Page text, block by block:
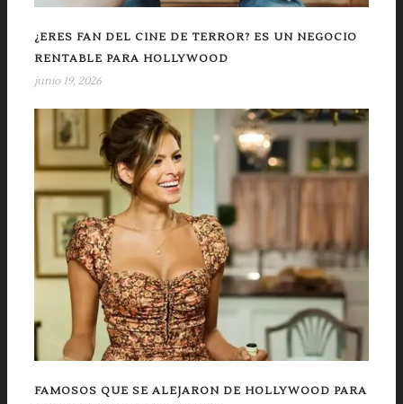
¿ERES FAN DEL CINE DE TERROR? ES UN NEGOCIO
RENTABLE PARA HOLLYWOOD
junio 19, 2026
FAMOSOS QUE SE ALEJARON DE HOLLYWOOD PARA